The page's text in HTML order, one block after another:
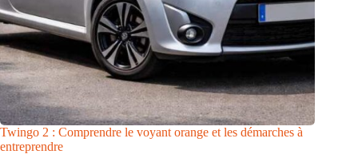
Twingo 2 : Comprendre le voyant orange et les démarches à
entreprendre